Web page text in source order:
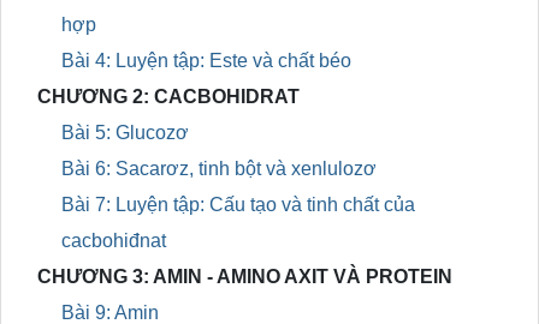
hợp
Bài 4: Luyện tập: Este và chất béo
CHƯƠNG 2: CACBOHIDRAT
Bài 5: Glucozơ
Bài 6: Sacarơz, tinh bột và xenlulozơ
Bài 7: Luyện tập: Cấu tạo và tinh chất của
cacbohiđnat
CHƯƠNG 3: AMIN - AMINO AXIT VÀ PROTEIN
Bài 9: Amin